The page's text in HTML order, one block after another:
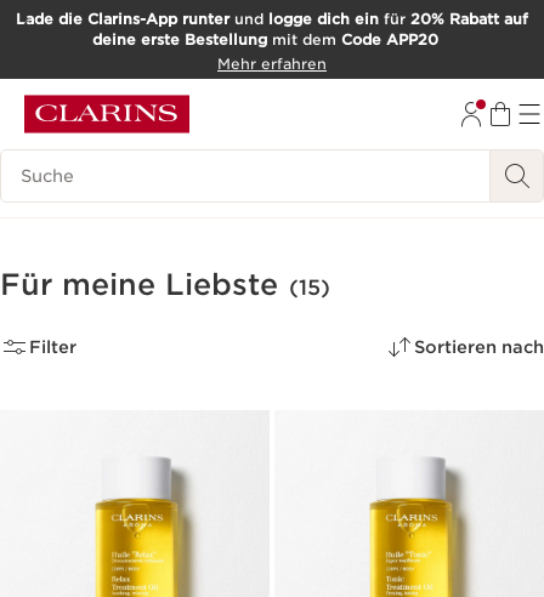
WEITER ZUM INHALT
Lade die Clarins-App runterund logge dich ein für 20% Rabatt auf
deine erste Bestellungmit dem Code APP20
Mehr erfahren
Such-Historie
Für meine Liebste (15)
Filter Sortieren nach